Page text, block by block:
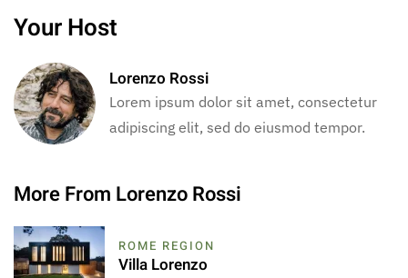
Your Host
Lorenzo Rossi
Lorem ipsum dolor sit amet, consectetur
adipiscing elit, sed do eiusmod tempor.
More From Lorenzo Rossi
ROME REGION
Villa Lorenzo